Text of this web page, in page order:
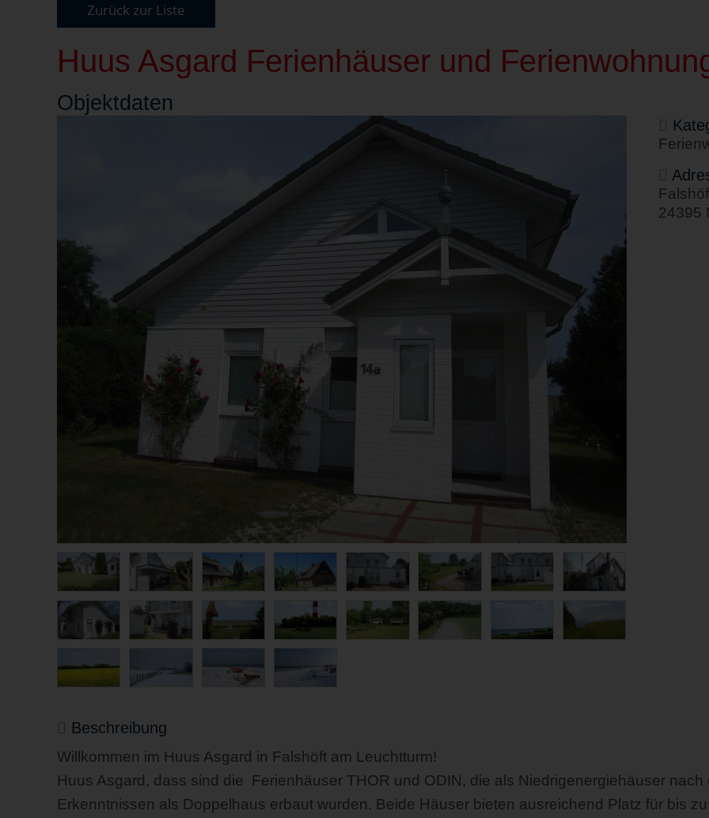
Zurück zur Liste
Huus Asgard Ferienhäuser und
Objektdaten
24395
Beschreibung
Willkommen im Huus Asgard in Falshöft am Leuchtturm!
Huus Asgard, dass sind die Ferienhäuser THOR und ODIN, die als Niedrigenergiehäuser
Erkenntnissen als Doppelhaus erbaut wurden. Beide Häuser bieten ausreichend Platz für bis